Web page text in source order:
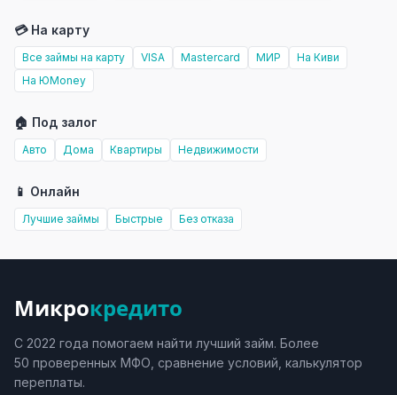
💳 На карту
Все займы на карту VISA Mastercard МИР
На Киви
На ЮMoney
🏠 Под залог
Авто Дома Квартиры Недвижимости
📱 Онлайн
Лучшие займы Быстрые Без отказа
Микрокредито
С 2022 года помогаем найти лучший займ. Более
50 проверенных МФО, сравнение условий, калькулятор
переплаты.